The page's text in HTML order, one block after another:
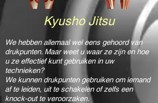
Kyusho Jitsu
We hebben allemaal wel eens gehoord van
drukpunten. Maar weet u waar ze zijn en hoe
u ze effectief kunt gebruiken in uw
technieken?
We kunnen drukpunten gebruiken om iemand
af te leiden, uit te schakelen of zelfs een
knock-out te veroorzaken.